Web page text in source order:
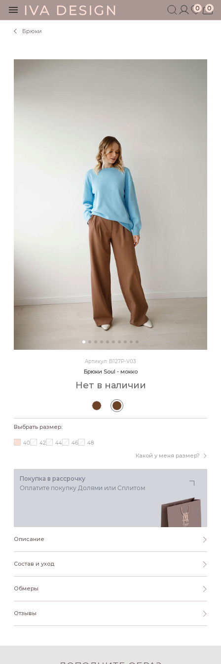
0 0
МУЖЧИНАМ
+7 495 401 6950
Брюки
Артикул: B127P-V03
Брюки Soul - мокко
Нет в наличии
Выбрать размер:
Какой у меня размер?
40 42 44 46 48
Покупка в рассрочку
Оплатите покупку Долями или Сплитом
Описание
Состав и уход
Обмеры
Отзывы